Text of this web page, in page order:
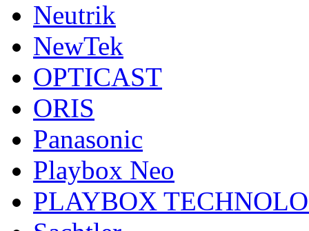
Neutrik
NewTek
OPTICAST
ORIS
Panasonic
Playbox Neo
PLAYBOX